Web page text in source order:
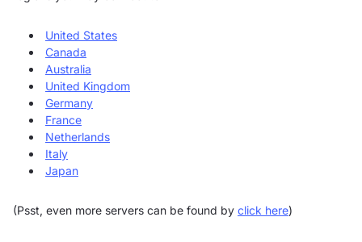
United States
Canada
Australia
United Kingdom
Germany
France
Netherlands
Italy
Japan
(Psst, even more servers can be found by click here)